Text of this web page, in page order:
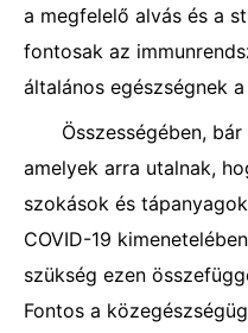
a megfelelő alvás és a
fontosak az
általános egészségnek
Összességében,
amelyek arra utalnak,
szokások és
COVID-19
szükség ezen
Fontos a